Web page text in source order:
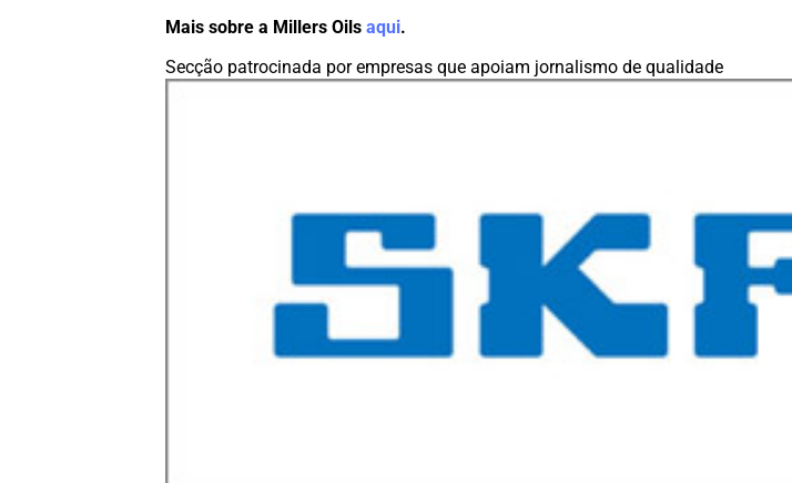
Mais sobre a Millers Oilsaqui.
Secção patrocinada por empresas que apoiam jornalismo de qualidade